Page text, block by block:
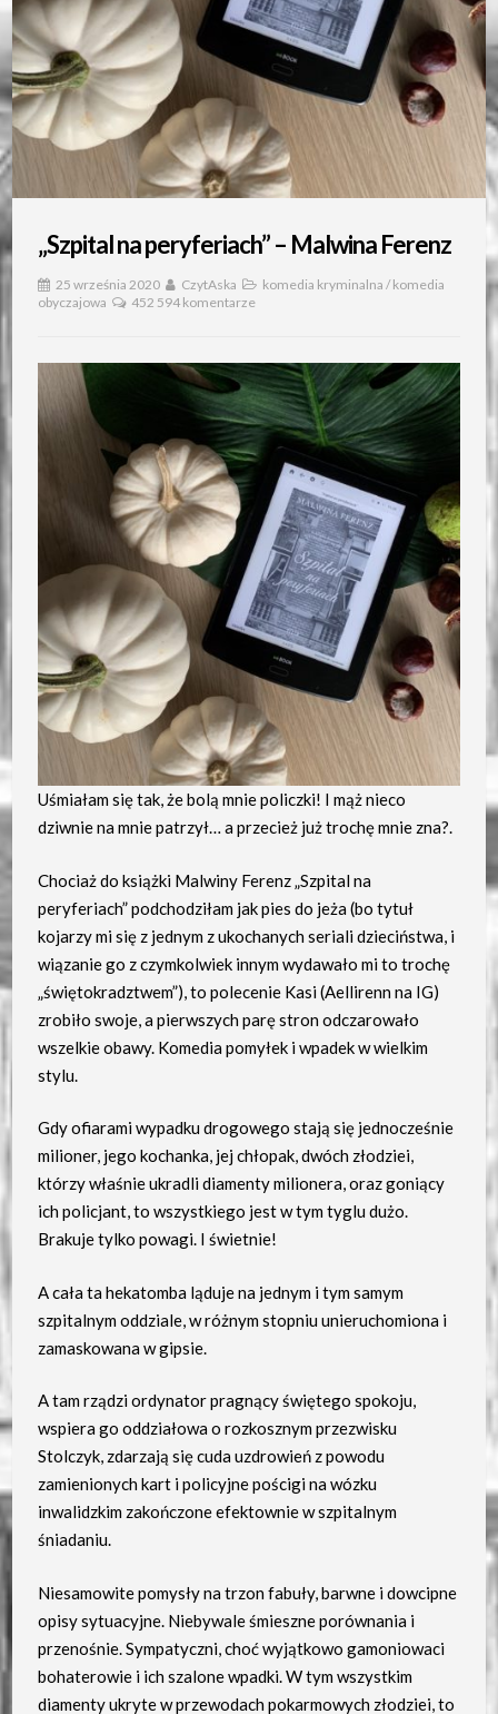
„Szpital na peryferiach” – Malwina Ferenz
25 września 2020 CzytAska komedia kryminalna /komedia
obyczajowa
452 594 komentarze
Uśmiałam się tak, że bolą mnie policzki! I mąż nieco
dziwnie na mnie patrzył… a przecież już trochę mnie zna?.
Chociaż do książki Malwiny Ferenz „Szpital na
peryferiach” podchodziłam jak pies do jeża (bo tytuł
kojarzy mi się z jednym z ukochanych seriali dzieciństwa, i
wiązanie go z czymkolwiek innym wydawało mi to trochę
„świętokradztwem”), to polecenie Kasi (Aellirenn na IG)
zrobiło swoje, a pierwszych parę stron odczarowało
wszelkie obawy. Komedia pomyłek i wpadek w wielkim
stylu.
Gdy ofiarami wypadku drogowego stają się jednocześnie
milioner, jego kochanka, jej chłopak, dwóch złodziei,
którzy właśnie ukradli diamenty milionera, oraz goniący
ich policjant, to wszystkiego jest w tym tyglu dużo.
Brakuje tylko powagi. I świetnie!
A cała ta hekatomba ląduje na jednym i tym samym
szpitalnym oddziale, w różnym stopniu unieruchomiona i
zamaskowana w gipsie.
A tam rządzi ordynator pragnący świętego spokoju,
wspiera go oddziałowa o rozkosznym przezwisku
Stolczyk, zdarzają się cuda uzdrowień z powodu
zamienionych kart i policyjne pościgi na wózku
inwalidzkim zakończone efektownie w szpitalnym
śniadaniu.
Niesamowite pomysły na trzon fabuły, barwne i dowcipne
opisy sytuacyjne. Niebywale śmieszne porównania i
przenośnie. Sympatyczni, choć wyjątkowo gamoniowaci
bohaterowie i ich szalone wpadki. W tym wszystkim
diamenty ukryte w przewodach pokarmowych złodziei, to